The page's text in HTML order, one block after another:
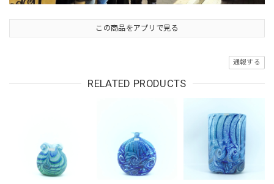
この商品をアプリで見る
通報する
RELATED PRODUCTS